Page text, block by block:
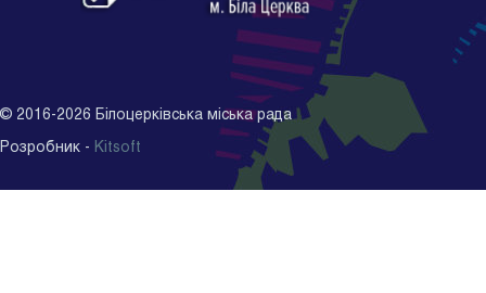
© 2016-2026 Білоцерківська міська рада
Розробник - Kitsoft